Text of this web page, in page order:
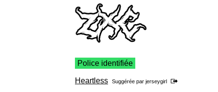
Police identifiée
Heartless Suggérée par jerseygirl